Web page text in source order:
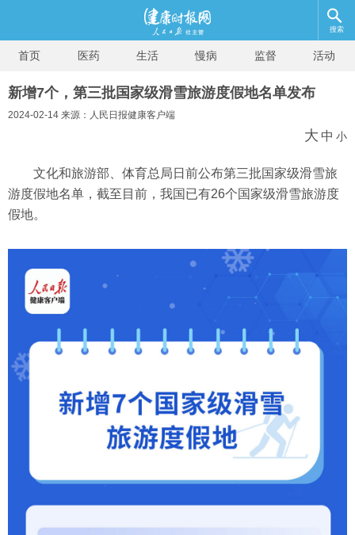
搜索
首页 医药 生活 慢病 监督 活动
新增7个，第三批国家级滑雪旅游度假地名单发布
2024-02-14 来源：人民日报健康客户端
大 中 小
文化和旅游部、体育总局日前公布第三批国家级滑雪旅
游度假地名单，截至目前，我国已有26个国家级滑雪旅游度
假地。